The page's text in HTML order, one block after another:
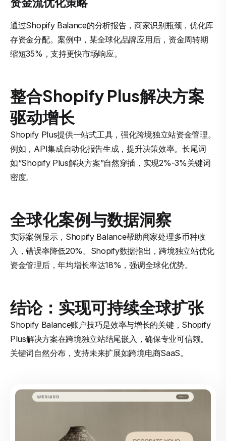
通过Shopify Balance的分析报告，商家识别瓶颈，优化库
存资金分配。案例中，某全球化品牌应用后，资金周转期
缩短35%，支持更快市场响应。
整合Shopify Plus解决方案
驱动增长
Shopify Plus提供一站式工具，强化跨境独立站资金管理。
例如，API集成自动化报告生成，提升决策效率。长尾词
如“Shopify Plus解决方案”自然穿插，实现2%-3%关键词
密度。
全球化案例与数据洞察
实际案例显示，Shopify Balance帮助商家处理多币种收
入，错误率降低20%。Shopify数据指出，跨境独立站优化
资金管理后，年均增长率达18%，强调全球化优势。
结论：实现可持续全球扩张
Shopify Balance账户技巧是效率与增长的关键，Shopify
Plus解决方案在跨境独立站结尾嵌入，确保专业可信赖。
关键词自然分布，支持未来扩展如跨境电商SaaS。